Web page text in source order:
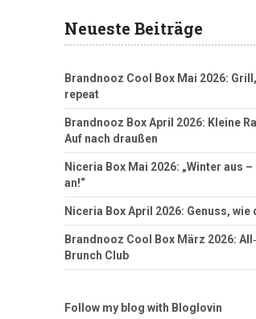
Neueste Beiträge
Brandnooz Cool Box Mai 2026:
repeat
Brandnooz Box April 2026: Kleine
Auf nach draußen
Niceria Box Mai 2026: „Winter aus –
an!“
Niceria Box April 2026: Genuss, wie
Brandnooz Cool Box März 2026:
Brunch Club
Follow my blog with Bloglovin